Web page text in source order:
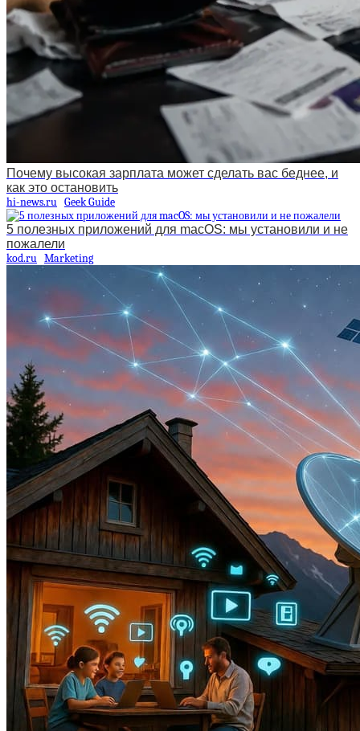
Почему высокая зарплата может сделать вас беднее, и
как это остановить
hi-news.ru Geek Guide
5 полезных приложений для macOS: мы установили и не
пожалели
kod.ru Marketing